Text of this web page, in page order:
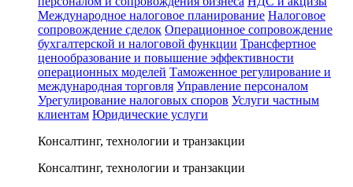
Международное налоговое планирование Налоговое
сопровождение сделок Операционное сопровождение
бухгалтерской и налоговой функции Трансфертное
ценообразование и повышение эффективности
операционных моделей Таможенное регулирование и
международная торговля Управление персоналом
Урегулирование налоговых споров Услуги частным
клиентам Юридические услуги
Консалтинг, технологии и транзакции
Консалтинг, технологии и транзакции